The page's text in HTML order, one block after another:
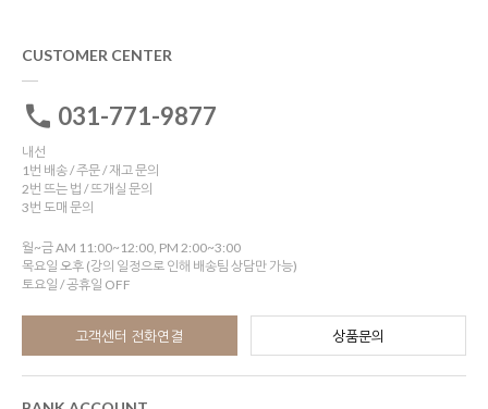
CUSTOMER CENTER
031-771-9877
내선
1번 배송 / 주문 / 재고 문의
2번 뜨는 법 / 뜨개실 문의
3번 도매 문의
월~금 AM 11:00~12:00, PM 2:00~3:00
목요일 오후 (강의 일정으로 인해 배송팀 상담만 가능)
토요일 / 공휴일 OFF
고객센터 전화연결 상품문의